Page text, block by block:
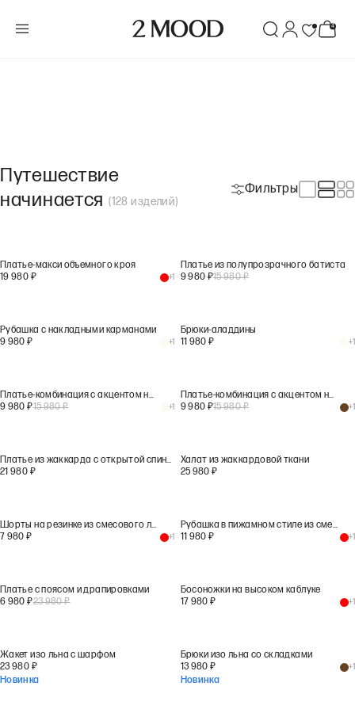
Путешествие
начинается (128 изделий)
Фильтры
Платье-макси объемного кроя
19 980 ₽ +1
Платье из полупрозрачного батиста
9 980 ₽15 980₽
Рубашка с накладными карманами
9 980 ₽ +1
Брюки-аладдины
11 980 ₽ +1
Платье-комбинация с акцентом на талию
9 980 ₽15 980₽ +1
Платье-комбинация с акцентом на талию
9 980 ₽15 980₽ +1
Платье из жаккарда с открытой спиной
21 980 ₽
Халат из жаккардовой ткани
25 980 ₽
Шорты на резинке из смесового льна
7 980 ₽ +1
Рубашка в пижамном стиле из смесового льна
11 980 ₽ +1
Платье с поясом и драпировками
6 980 ₽23 980₽
Босоножки на высоком каблуке
17 980 ₽ +1
Жакет изо льна с шарфом
23 980 ₽
Новинка
Брюки изо льна со складками
13 980 ₽
Новинка
+1